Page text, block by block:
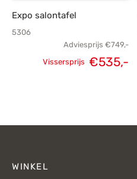
Expo salontafel
5306
Adviesprijs €749,-
Vissersprijs €535,-
WINKEL